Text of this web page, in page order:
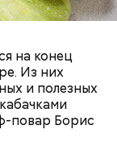
на конец
Из них
и полезных
повар Борис